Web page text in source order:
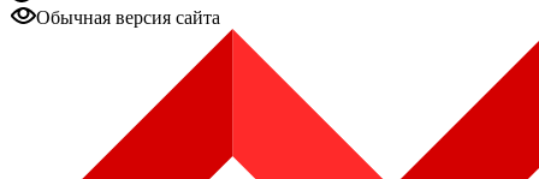
Обычная версия сайта